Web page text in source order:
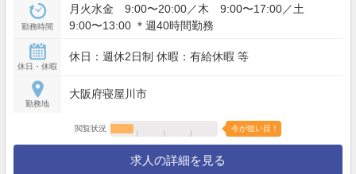
勤務時間
月火水金 9:00〜20:00／木 9:00〜17:00／土
9:00〜13:00 ＊週40時間勤務
休日・休暇
休日：週休2日制 休暇：有給休暇 等
勤務地
大阪府寝屋川市
閲覧状況 今が狙い目！
求人の詳細を見る